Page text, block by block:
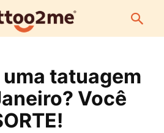
tatuagem
Você